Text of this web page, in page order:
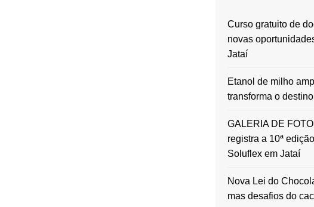
Curso gratuito de
novas
Jataí
Etanol de milho
transforma o
GALERIA DE
registra a 10ª
Soluflex em Jataí
Nova Lei do
mas desafios do